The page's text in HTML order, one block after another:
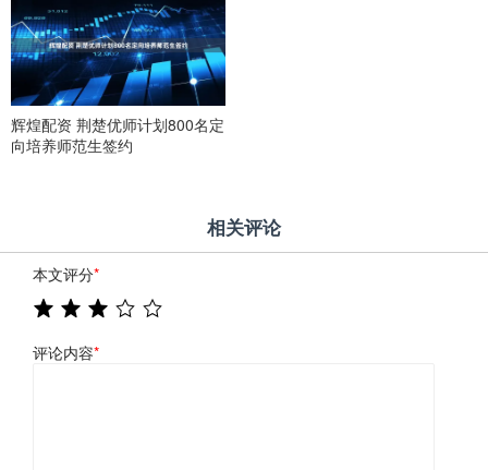
辉煌配资 荆楚优师计划800名定
向培养师范生签约
相关评论
本文评分*
评论内容*